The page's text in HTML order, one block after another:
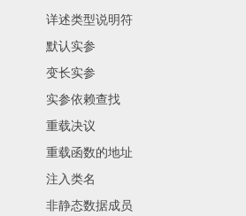
详述类型说明符
默认实参
变长实参
实参依赖查找
重载决议
重载函数的地址
注入类名
非静态数据成员